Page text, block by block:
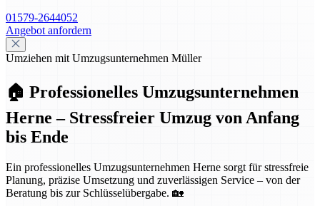
01579-2644052
Angebot anfordern
Umziehen mit Umzugsunternehmen Müller
🏠 Professionelles Umzugsunternehmen
Herne – Stressfreier Umzug von Anfang
bis Ende
Ein professionelles Umzugsunternehmen Herne sorgt für stressfreie
Planung, präzise Umsetzung und zuverlässigen Service – von der
Beratung bis zur Schlüsselübergabe. 🏡